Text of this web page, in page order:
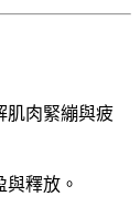
肌肉緊繃與疲
釋放。